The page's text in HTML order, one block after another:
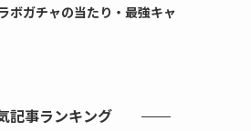
ボガチャの当たり・最強キャ
記事ランキング